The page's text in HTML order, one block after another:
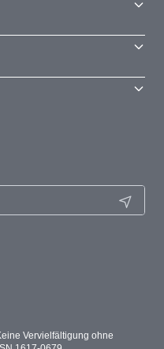
Vervielfältigung ohne